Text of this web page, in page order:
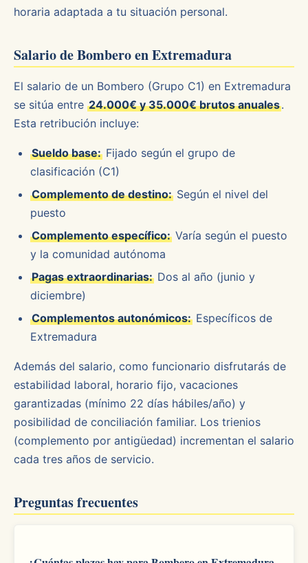
horaria adaptada a tu situación personal.
Salario de Bombero en Extremadura
El salario de un Bombero (Grupo C1) en Extremadura
se sitúa entre 24.000€ y 35.000€ brutos anuales.
Esta retribución incluye:
Sueldo base: Fijado según el grupo de
clasificación (C1)
Complemento de destino: Según el nivel del
puesto
Complemento específico: Varía según el puesto
y la comunidad autónoma
Pagas extraordinarias: Dos al año (junio y
diciembre)
Complementos autonómicos: Específicos de
Extremadura
Además del salario, como funcionario disfrutarás de
estabilidad laboral, horario fijo, vacaciones
garantizadas (mínimo 22 días hábiles/año) y
posibilidad de conciliación familiar. Los trienios
(complemento por antigüedad) incrementan el salario
cada tres años de servicio.
Preguntas frecuentes